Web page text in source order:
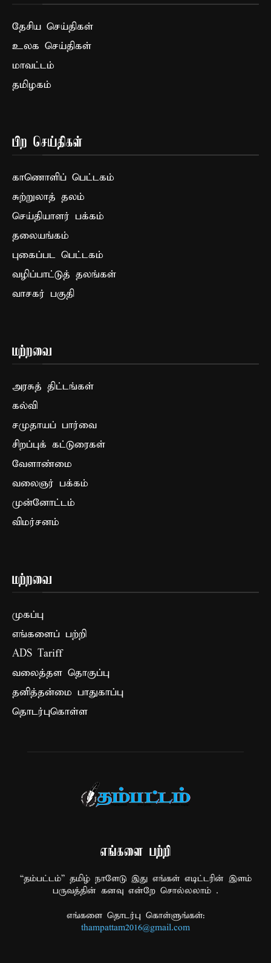
தேசிய செய்திகள்
உலக செய்திகள்
மாவட்டம்
தமிழகம்
பிற செய்திகள்
காணொளிப் பெட்டகம்
சுற்றுலாத் தலம்
செய்தியாளர் பக்கம்
தலையங்கம்
புகைப்பட பெட்டகம்
வழிப்பாட்டுத் தலங்கள்
வாசகர் பகுதி
மற்றவை
அரசுத் திட்டங்கள்
கல்வி
சமுதாயப் பார்வை
சிறப்புக் கட்டுரைகள்
வேளாண்மை
வலைஞர் பக்கம்
முன்னோட்டம்
விமர்சனம்
மற்றவை
முகப்பு
எங்களைப் பற்றி
ADS Tariff
வலைத்தள தொகுப்பு
தனித்தன்மை பாதுகாப்பு
தொடர்புகொள்ள
எங்களை பற்றி
“தம்பட்டம்” தமிழ் நாளேடு இது எங்கள் எடிட்டரின் இளம்
பருவத்தின் கனவு என்றே சொல்லலாம் .
எங்களை தொடர்பு கொள்ளுங்கள்:
thampattam2016@gmail.com